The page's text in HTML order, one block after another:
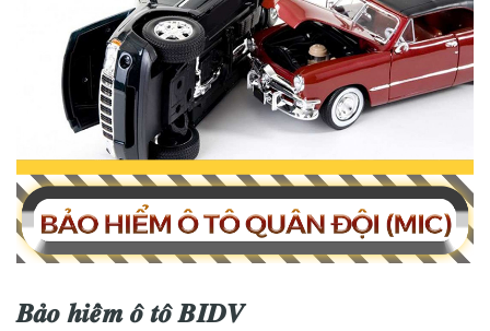
𝑩𝒂̉𝒐 𝒉𝒊𝒆̂̉𝒎 𝒐̂ 𝒕𝒐̂ 𝑩𝑰𝑫𝑽